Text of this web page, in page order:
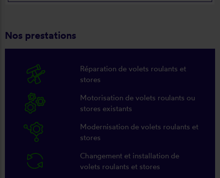
Nos prestations
Réparation de volets roulants et
stores
Motorisation de volets roulants ou
stores existants
Modernisation de volets roulants et
stores
Changement et installation de
volets roulants et stores